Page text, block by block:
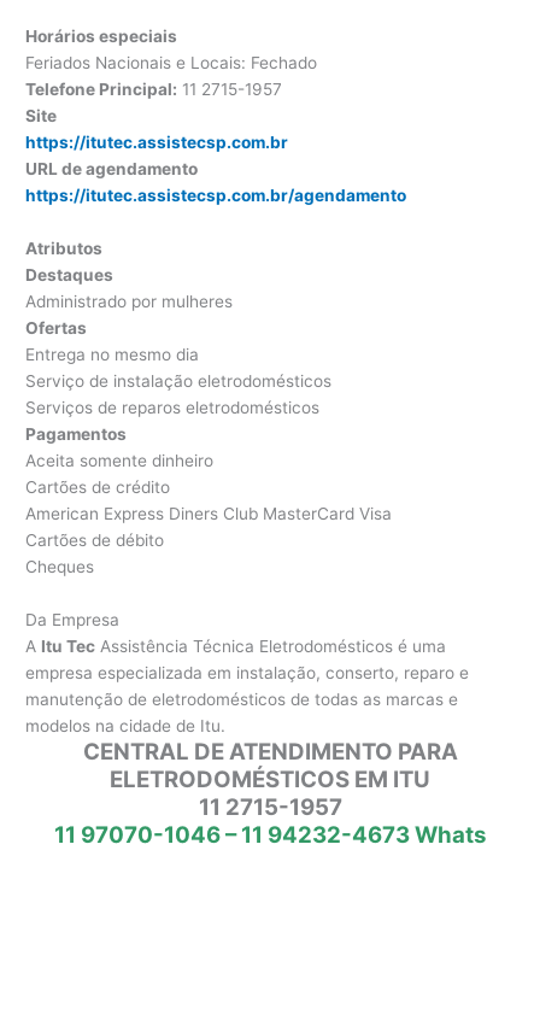
Horários especiais
Feriados Nacionais e Locais: Fechado
Telefone Principal: 11 2715-1957
Site
https://itutec.assistecsp.com.br
URL de agendamento
https://itutec.assistecsp.com.br/agendamento
Atributos
Destaques
Administrado por mulheres
Ofertas
Entrega no mesmo dia
Serviço de instalação eletrodomésticos
Serviços de reparos eletrodomésticos
Pagamentos
Aceita somente dinheiro
Cartões de crédito
American Express Diners Club MasterCard Visa
Cartões de débito
Cheques
Da Empresa
A Itu Tec Assistência Técnica Eletrodomésticos é uma
empresa especializada em instalação, conserto, reparo e
manutenção de eletrodomésticos de todas as marcas e
modelos na cidade de Itu.
CENTRAL DE ATENDIMENTO PARA
ELETRODOMÉSTICOS EM ITU
11 2715-1957
11 97070-1046 – 11 94232-4673 Whats